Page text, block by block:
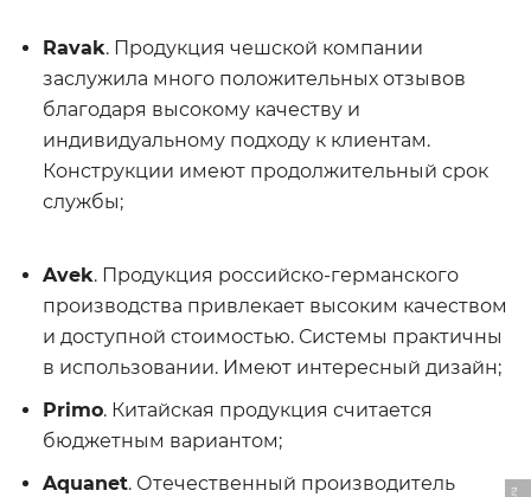
ФОТО: dekormyhome.ru
Ravak. Продукция чешской компании
заслужила много положительных отзывов
благодаря высокому качеству и
индивидуальному подходу к клиентам.
Конструкции имеют продолжительный срок
службы;
Avek. Продукция российско-германского
производства привлекает высоким качеством
и доступной стоимостью. Системы практичны
в использовании. Имеют интересный дизайн;
Primo. Китайская продукция считается
бюджетным вариантом;
Aquanet. Отечественный производитель